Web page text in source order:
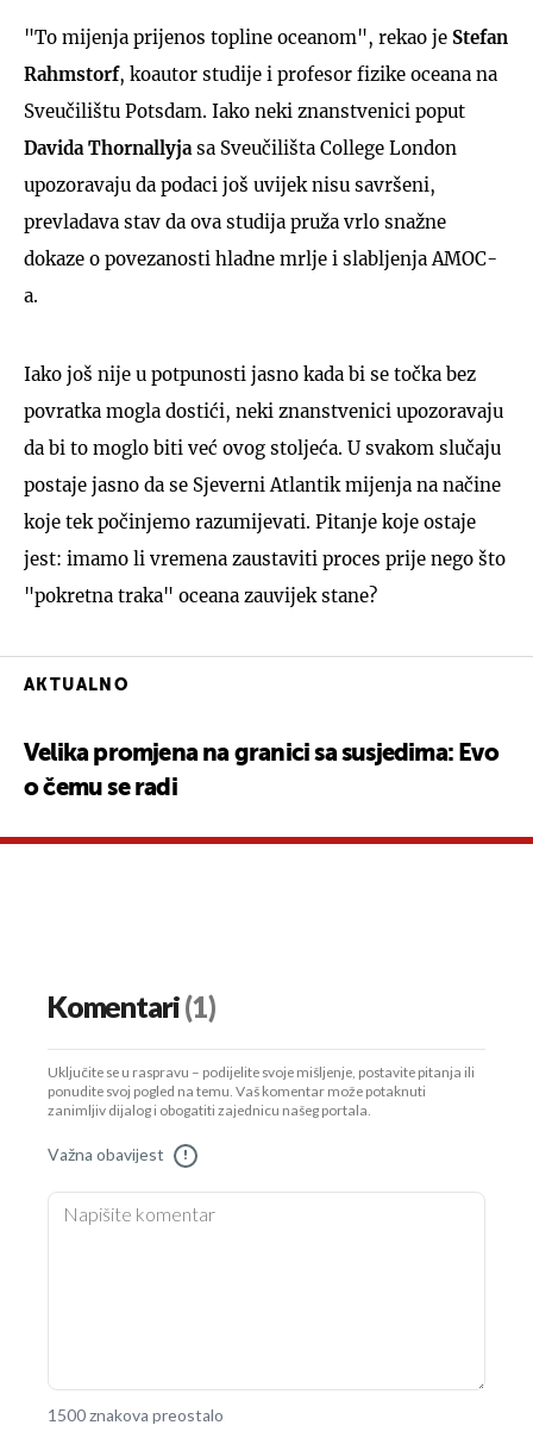
"To mijenja prijenos topline oceanom", rekao je Stefan
Rahmstorf, koautor studije i profesor fizike oceana na
Sveučilištu Potsdam. Iako neki znanstvenici poput
Davida Thornallyja sa Sveučilišta College London
upozoravaju da podaci još uvijek nisu savršeni,
prevladava stav da ova studija pruža vrlo snažne
dokaze o povezanosti hladne mrlje i slabljenja AMOC-
a.
Iako još nije u potpunosti jasno kada bi se točka bez
povratka mogla dostići, neki znanstvenici upozoravaju
da bi to moglo biti već ovog stoljeća. U svakom slučaju
postaje jasno da se Sjeverni Atlantik mijenja na načine
koje tek počinjemo razumijevati. Pitanje koje ostaje
jest: imamo li vremena zaustaviti proces prije nego što
"pokretna traka" oceana zauvijek stane?
AKTUALNO
Velika promjena na granici sa susjedima: Evo
o čemu se radi
Komentari(1)
Uključite se u raspravu – podijelite svoje mišljenje, postavite pitanja ili
ponudite svoj pogled na temu. Vaš komentar može potaknuti
zanimljiv dijalog i obogatiti zajednicu našeg portala.
Važna obavijest !
1500 znakova preostalo